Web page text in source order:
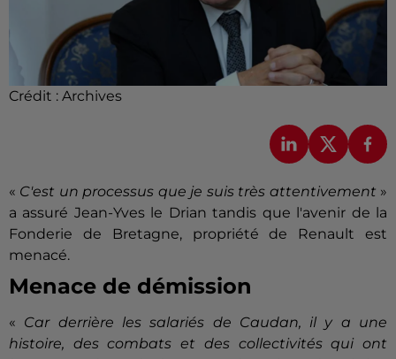
Crédit : Archives
« C'est un processus que je suis très attentivement »
a assuré Jean-Yves le Drian tandis que l'avenir de la
Fonderie de Bretagne, propriété de Renault est
menacé.
Menace de démission
« Car derrière les salariés de Caudan, il y a une
histoire, des combats et des collectivités qui ont